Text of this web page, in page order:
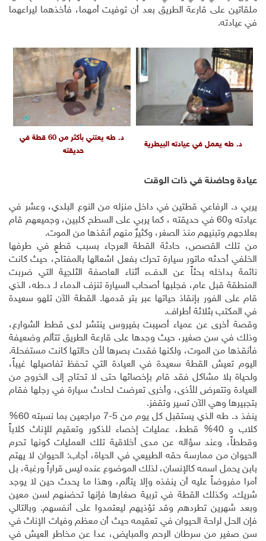
ملقاتين على قارعة الطريق بعد أن توفيت أمهما، فأخذهما ليراعهما
في عيادته.
د. طه يعمل في عيادته البيطرية
د. طه يعتني بأكثر من 60 قطة في
حديقته
عيادة وحاضنة في ذات الوقت
يربي د. الرفاعي قطتين في داخل منزله من النوع البلدي، وعشر في
عيادته و60 في حديقته ، كما يربي على السطح كلبين، وجميعهم قام
بعلاجهم وتبنيهم منذ الصغر، وكثيرٌ منهم أنقذها من الموت.
من تلك القصص، حادثة القطة العرجاء بسبب قطعٍ في طرفها
الخلفي أحدثه ماتور سيارة تحرك بفعل اشعالها بالمفتاح، حيث كانت
نائمة بداخله بحثاً عن الدفء أثناء العاصفة الثلجية التي ضربت
المنطقة قبل عام، فجلبها أصحاب السيارة تنزف الدماء لـ د.طه، الذي
قام على الفور بإنقاذ حياتها عبر بتر قدمها. القطة الآن تلهو سعيدة
في المكتب بثلاثة أطراف.
وقصة أخرى عن عمياء أصيبت بفيروس ينتشر لدى قطط الشوارع،
وذلك في سن صغير، حيث وجدها على قارعة الطريق تتألم وضعيفة
فأنقذها من الموت، ولكنها فقدت بصرها لأن حالتها كانت مستفحلة.
اليوم تعيش القطة سعيدة في العيادة التي تحفظ تفاصيلها غيباً،
ولحياة بلا مشاكل فقد قام بإخصائها حتى لا تحتاج إلى الخروج من
العيادة وتتعرض للأذى، وأخرى تعرضت لحادث سيارة في رجلها فقام
بتجبيرها وهي الآن تسير وتقفز.
ينفذ د. طه الذي يستقبل كل يوم من 5-7 مراجعين بما نسبته 60%
كلاب و 40% قطط، عمليات إخصاء للذكور وتعقيم للإناث كلاباً
وقططاً، وعند سؤاله عن مدى أخلاقية تلك العمليات كونها تحرم
الحيوان من ممارسة حقه الطبيعي في الحياة، أجاب: الحيوان لا يهتم
بابن يحمل اسمه كالإنسان، لذلك الموضوع عنده ليس قراراً ورغبة، بل
أمرا مفروضاً عليه أن ينفذه وإلا يتألم، وهذا ما يحدث حين لا يوجد
شريك. وكذلك القطة في تربية صغارها فإنها تحضنهم لسن معين
وبعد شهرين تطردهم وقد تؤذيهم ليعتمدوا على أنفسهم. وبالتالي
فإن الحل لراحة الحيوان في تعقيمه حيث أن معظم وفيات الإناث في
سن صغير من سرطان الرحم والمبايض، عدا عن مخاطر العيش في